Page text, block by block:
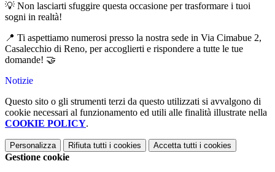
💡 Non lasciarti sfuggire questa occasione per trasformare i tuoi
sogni in realtà!
📍 Ti aspettiamo numerosi presso la nostra sede in Via Cimabue 2,
Casalecchio di Reno, per accoglierti e rispondere a tutte le tue
domande! 🤝
Notizie
Questo sito o gli strumenti terzi da questo utilizzati si avvalgono di
cookie necessari al funzionamento ed utili alle finalità illustrate nella
COOKIE POLICY.
Personalizza Rifiuta tutti i cookies Accetta tutti i cookies
Gestione cookie